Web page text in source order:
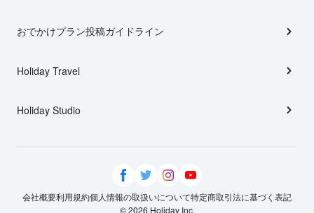
おでかけプラン投稿ガイドライン
Holiday Travel
Holiday Studio
会社概要利用規約個人情報の取扱いについて特定商取引法に基づく表記
© 2026 Holiday Inc.